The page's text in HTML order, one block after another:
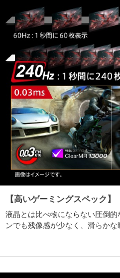
【高いゲーミングスペック】
液晶とは比べ物にならない圧倒
ンでも残像感が少なく、滑らかな